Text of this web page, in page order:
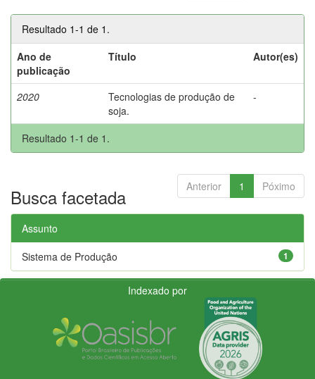
Resultado 1-1 de 1.
Ano de
publicação
Título Autor(es)
2020
Tecnologias de produção de
soja.
-
Resultado 1-1 de 1.
Anterior 1 Póximo
Busca facetada
Assunto
1
Sistema de Produção
Indexado por